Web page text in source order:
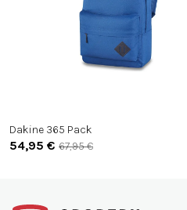
Dakine 365 Pack
54,95 € 67,95 €